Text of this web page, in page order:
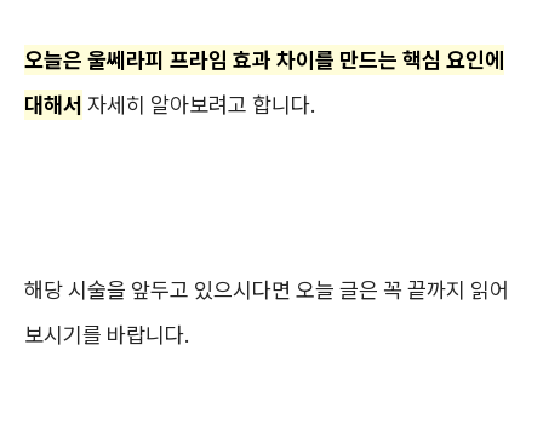
오늘은 울쎄라피 프라임 효과 차이를 만드는 핵심 요인에
대해서 자세히 알아보려고 합니다.
해당 시술을 앞두고 있으시다면 오늘 글은 꼭 끝까지 읽어
보시기를 바랍니다.